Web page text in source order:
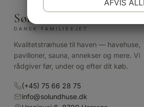
Sølund Huse
DANSK FAMILIEEJET
Kvalitetstræhuse til haven — havehuse,
pavilloner, sauna, annekser og mere. Vi
rådgiver før, under og efter dit køb.
(+45) 75 66 28 75
info@solundhuse.dk
MARKETING
AFVIS